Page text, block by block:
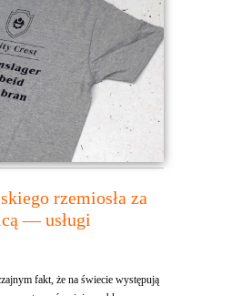
rzemiosła za
— usługi
fakt, że na świecie występują